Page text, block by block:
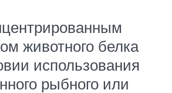
животного белка
использования
рыбного или